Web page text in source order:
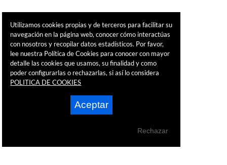
Utilizamos cookies propias y de terceros para facilitar su
navegación en la página web, conocer cómo interactúas
con nosotros y recopilar datos estadísticos. Por favor,
lee nuestra Política de Cookies para conocer con mayor
detalle las cookies que usamos, su finalidad y como
poder configurarlas o rechazarlas, si así lo considera
POLITICA DE COOKIES
Aceptar
Rechazar